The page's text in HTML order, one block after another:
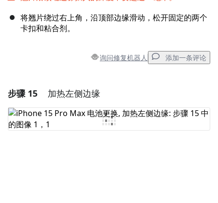
将翘片绕过右上角，沿顶部边缘滑动，松开固定的两个
卡扣和粘合剂。
询问修复机器人 添加一条评论
添加一条评论
添加评论
步骤 15 加热左侧边缘